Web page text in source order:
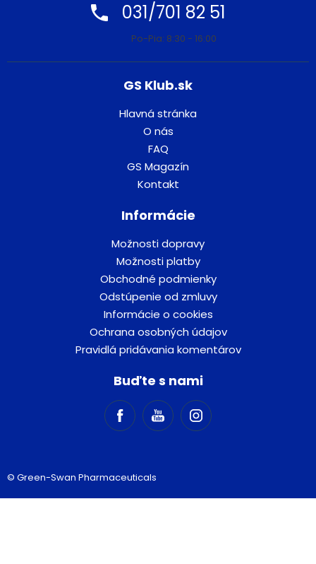
031/701 82 51
Po-Pia: 8:30 - 16:00
GS Klub.sk
Hlavná stránka
O nás
FAQ
GS Magazín
Kontakt
Informácie
Možnosti dopravy
Možnosti platby
Obchodné podmienky
Odstúpenie od zmluvy
Informácie o cookies
Ochrana osobných údajov
Pravidlá pridávania komentárov
Buďte s nami
© Green-Swan Pharmaceuticals